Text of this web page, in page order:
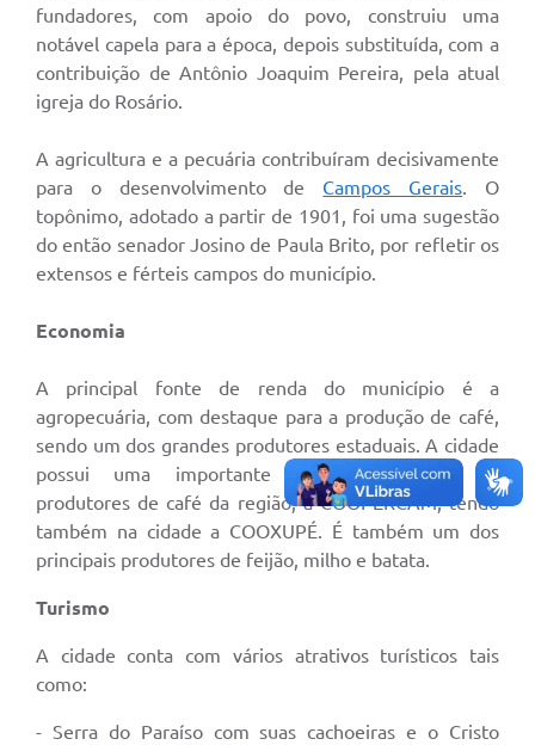
fundadores, com apoio do povo, construiu uma
notável capela para a época, depois substituída, com a
contribuição de Antônio Joaquim Pereira, pela atual
igreja do Rosário.
A agricultura e a pecuária contribuíram decisivamente
para o desenvolvimento de Campos Gerais. O
topônimo, adotado a partir de 1901, foi uma sugestão
do então senador Josino de Paula Brito, por refletir os
extensos e férteis campos do município.
Economia
A principal fonte de renda do município é a
agropecuária, com destaque para a produção de café,
sendo um dos grandes produtores estaduais. A cidade
possui uma importante cooperativa para os
produtores de café da região, a COOPERCAM, tendo
também na cidade a COOXUPÉ. É também um dos
principais produtores de feijão, milho e batata.
Turismo
A cidade conta com vários atrativos turísticos tais
como:
- Serra do Paraíso com suas cachoeiras e o Cristo